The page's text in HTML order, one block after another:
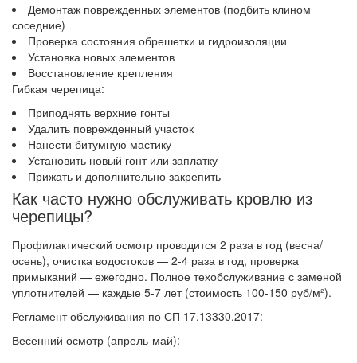
Демонтаж поврежденных элементов (подбить клином
соседние)
Проверка состояния обрешетки и гидроизоляции
Установка новых элементов
Восстановление крепления
Гибкая черепица:
Приподнять верхние гонты
Удалить поврежденный участок
Нанести битумную мастику
Установить новый гонт или заплатку
Прижать и дополнительно закрепить
Как часто нужно обслуживать кровлю из
черепицы?
Профилактический осмотр проводится 2 раза в год (весна/
осень), очистка водостоков — 2-4 раза в год, проверка
примыканий — ежегодно. Полное техобслуживание с заменой
уплотнителей — каждые 5-7 лет (стоимость 100-150 руб/м²).
Регламент обслуживания по СП 17.13330.2017:
Весенний осмотр (апрель-май):